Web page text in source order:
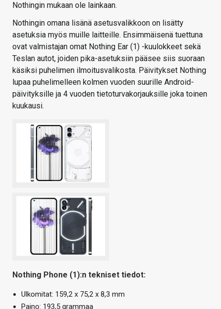
Nothingin mukaan ole lainkaan.
Nothingin omana lisänä asetusvalikkoon on lisätty
asetuksia myös muille laitteille. Ensimmäisenä tuettuna
ovat valmistajan omat Nothing Ear (1) -kuulokkeet sekä
Teslan autot, joiden pika-asetuksiin pääsee siis suoraan
käsiksi puhelimen ilmoitusvalikosta. Päivitykset Nothing
lupaa puhelimelleen kolmen vuoden suurille Android-
päivityksille ja 4 vuoden tietoturvakorjauksille joka toinen
kuukausi.
Nothing Phone (1):n tekniset tiedot:
Ulkomitat: 159,2 x 75,2 x 8,3 mm
Paino: 193,5 grammaa